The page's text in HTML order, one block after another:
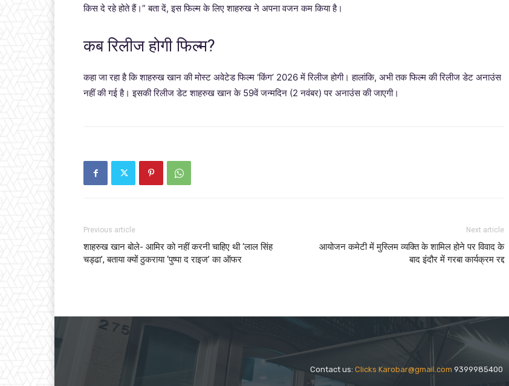
किस दे रहे होते हैं।” बता दें, इस फिल्म के लिए शाहरुख ने अपना वजन कम किया है।
कब रिलीज होगी फिल्म?
कहा जा रहा है कि शाहरुख खान की मोस्ट अवेटेड फिल्म ‘किंग’ 2026 में रिलीज होगी। हालांकि, अभी तक फिल्म की रिलीज डेट अनाउंस
नहीं की गई है। इसकी रिलीज डेट शाहरुख खान के 59वें जन्मदिन (2 नवंबर) पर अनाउंस की जाएगी।
Previous article
शाहरुख खान बोले- आमिर को नहीं करनी चाहिए थी ‘लाल सिंह
चड्ढा’, बताया क्यों ठुकराया ‘पुष्पा द राइज’ का ऑफर
Next article
आयोजन कमेटी में मुस्लिम व्यक्ति के शामिल होने पर विवाद के
बाद इंदौर में गरबा कार्यक्रम रद्द
Contact us: Clicks Karobar@gmail.com 9399985400